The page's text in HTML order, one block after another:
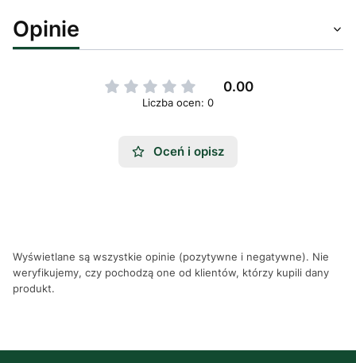
Opinie
0.00
Liczba ocen: 0
Oceń i opisz
Wyświetlane są wszystkie opinie (pozytywne i negatywne). Nie
weryfikujemy, czy pochodzą one od klientów, którzy kupili dany
produkt.